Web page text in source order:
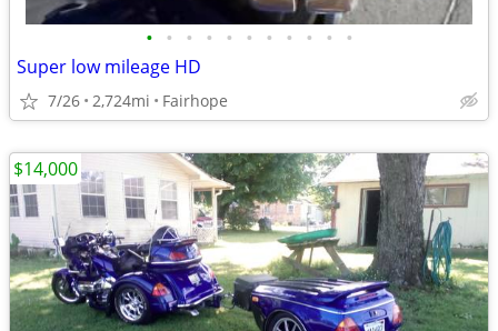
• • • • • • • • • • •
Super low mileage HD
7/26 2,724mi Fairhope
$14,000